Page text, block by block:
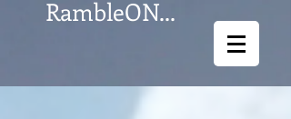
RambleON...